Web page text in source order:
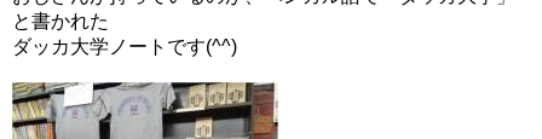
と書かれた
ダッカ大学ノートです(^^)